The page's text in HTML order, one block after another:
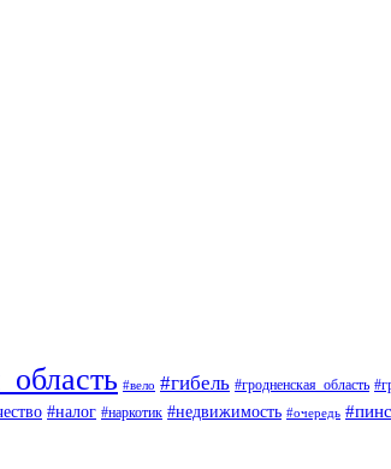
#вело #гибель #гродненская_область
#налог #наркотик #недвижимость #очередь